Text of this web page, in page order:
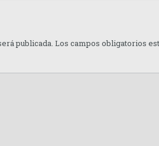
publicada. Los campos obligatorios